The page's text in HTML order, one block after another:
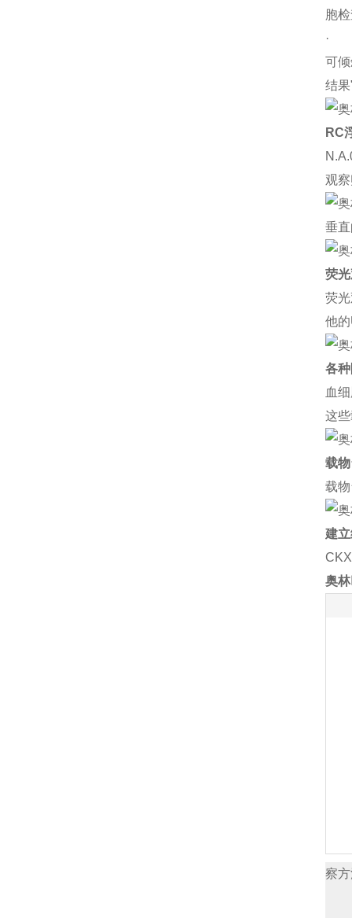
胞
可
结
RC
观
垂
荧
荧
他
各
血
这
载
载
建
奥
察